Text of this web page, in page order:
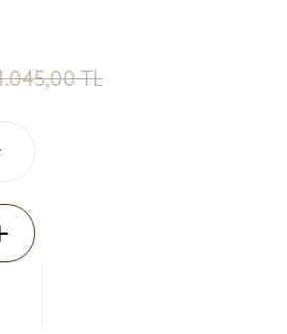
TL